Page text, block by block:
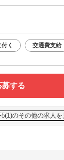
く 交通費支給
する
のその他の求人を